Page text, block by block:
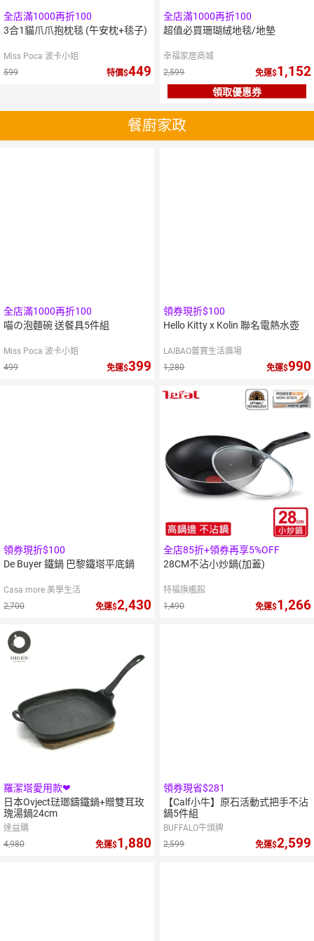
全店滿1000再折100
3合1貓爪爪抱枕毯 (午安枕+毯子)
Miss Poca 波卡小姐
599
特價 449
全店滿1000再折100
超值必買珊瑚絨地毯/地墊
幸福家居商城
2,599
免運 1,152
領取優惠券
餐廚家政
全店滿1000再折100
喵の泡麵碗 送餐具5件組
Miss Poca 波卡小姐
499
免運 399
領券現折$100
Hello Kitty x Kolin 聯名電熱水壺
LAIBAO蕾寶生活廣場
1,280
免運 990
領券現折$100
De Buyer 鐵鍋 巴黎鐵塔平底鍋
Casa more 美學生活
2,700
免運 2,430
10倍
全店85折+領券再享5%OFF
28CM不沾小炒鍋(加蓋)
特福旗艦館
1,490
免運 1,266
羅潔塔愛用款❤
日本Ovject琺瑯鑄鐵鍋+贈雙耳玫
瑰湯鍋24cm
達益購
4,980
免運 1,880
領券現省$281
【Calf小牛】原石活動式把手不沾
鍋5件組
BUFFALO牛頭牌
2,599
免運 2,599